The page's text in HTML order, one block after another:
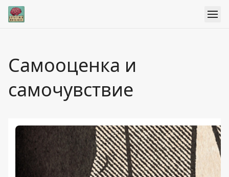
Самооценка и
самочувствие